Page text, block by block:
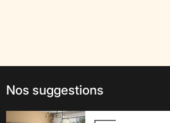
Nos suggestions